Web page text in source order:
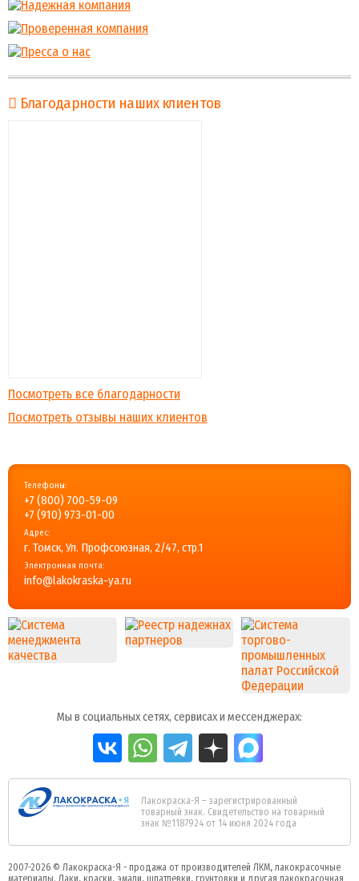
Благодарности наших клиентов
Посмотреть все благодарности
Посмотреть отзывы наших клиентов
Телефоны:
+7 (800) 700-59-09
+7 (910) 973-01-00
Адрес:
г. Томск, Ул. Профсоюзная, 2/47, стр.1
Электронная почта:
info@lakokraska-ya.ru
Мы в социальных сетях, сервисах и мессенджерах:
Лакокраска-Я – зарегистрированный
товарный знак. Свидетельство на товарный
знак №1187924 от 14 июня 2024 года
2007-2026 © Лакокраска-Я - продажа от производителей ЛКМ, лакокрасочные
материалы. Лаки, краски, эмали, шпатлевки, грунтовки и другая лакокрасочная